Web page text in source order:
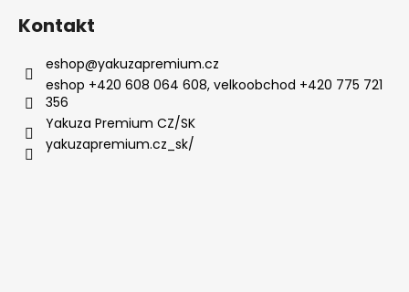
Kontakt
eshop@yakuzapremium.cz
eshop +420 608 064 608, velkoobchod +420 775 721
356
Yakuza Premium CZ/SK
yakuzapremium.cz_sk/